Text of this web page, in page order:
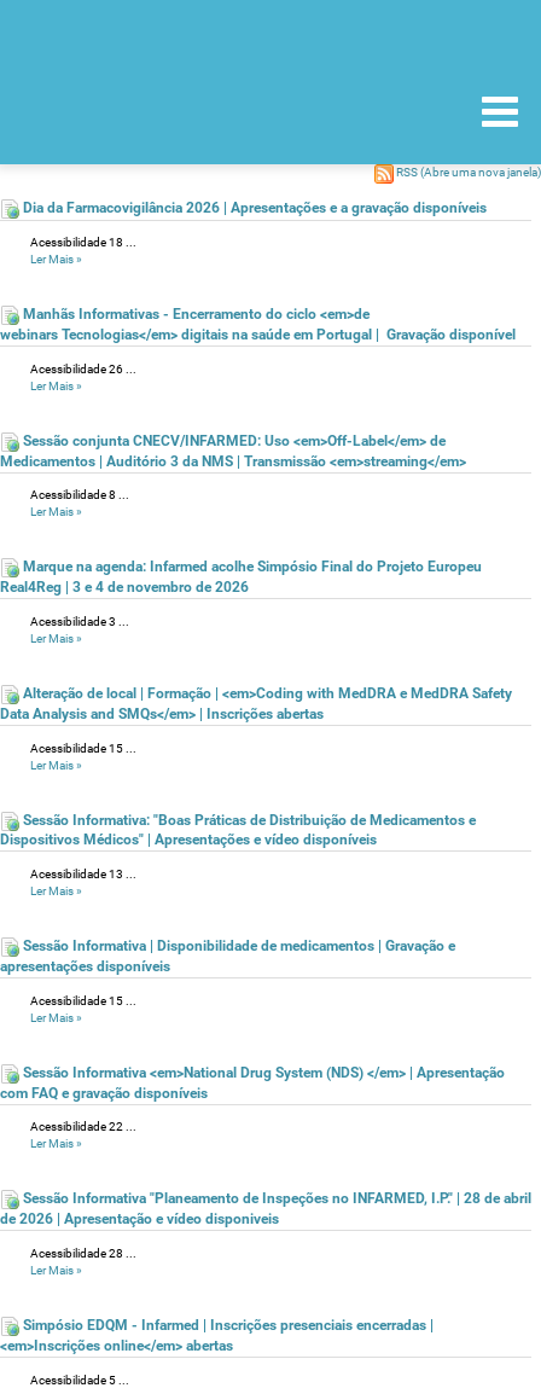
RSS(Abre uma nova janela)
Dia da Farmacovigilância 2026 | Apresentações e a gravação disponíveis
Acessibilidade 18 ...
Ler Mais»
Manhãs Informativas - Encerramento do ciclo <em>de
webinars Tecnologias</em> digitais na saúde em Portugal | Gravação disponível
Acessibilidade 26 ...
Ler Mais»
Sessão conjunta CNECV/INFARMED: Uso <em>Off-Label</em> de
Medicamentos | Auditório 3 da NMS | Transmissão <em>streaming</em>
Acessibilidade 8 ...
Ler Mais»
Marque na agenda: Infarmed acolhe Simpósio Final do Projeto Europeu
Real4Reg | 3 e 4 de novembro de 2026
Acessibilidade 3 ...
Ler Mais»
Alteração de local | Formação | <em>Coding with MedDRA e MedDRA Safety
Data Analysis and SMQs</em> | Inscrições abertas
Acessibilidade 15 ...
Ler Mais»
Sessão Informativa: "Boas Práticas de Distribuição de Medicamentos e
Dispositivos Médicos" | Apresentações e vídeo disponíveis
Acessibilidade 13 ...
Ler Mais»
Sessão Informativa | Disponibilidade de medicamentos | Gravação e
apresentações disponíveis
Acessibilidade 15 ...
Ler Mais»
Sessão Informativa <em>National Drug System (NDS) </em> | Apresentação
com FAQ e gravação disponíveis
Acessibilidade 22 ...
Ler Mais»
Sessão Informativa "Planeamento de Inspeções no INFARMED, I.P." | 28 de abril
de 2026 | Apresentação e vídeo disponiveis
Acessibilidade 28 ...
Ler Mais»
Simpósio EDQM - Infarmed | Inscrições presenciais encerradas |
<em>Inscrições online</em> abertas
Acessibilidade 5 ...